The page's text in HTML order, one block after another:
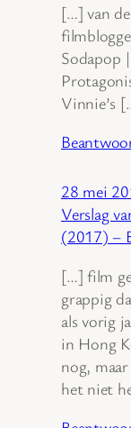
[…] van
Sodapop
Vinnie’s
28 mei
Verslag
(2017) –
[…] film
grappig
als vorig
in Hong
nog,
het niet